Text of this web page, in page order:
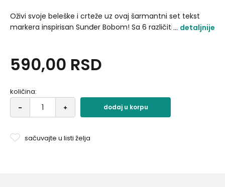
Oživi svoje beleške i crteže uz ovaj šarmantni set tekst
markera inspirisan Sunđer Bobom! Sa 6 različitih boja, ovaj
iz ovog fantastičnog crtaća..
detaljnije
590,00 RSD
količina:
dodaj u korpu
sačuvajte u listi želja